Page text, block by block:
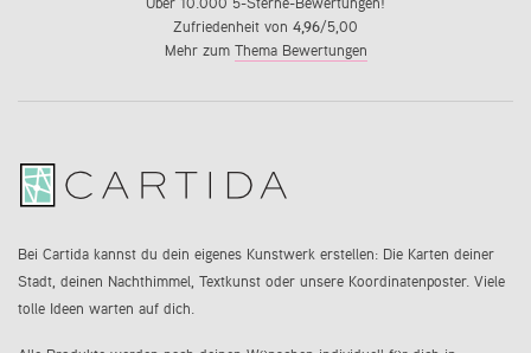
Zufriedenheit von 4,96/5,00
Mehr zum Thema Bewertungen
Bei Cartida kannst du dein eigenes Kunstwerk erstellen: Die Karten deiner
Stadt, deinen Nachthimmel, Textkunst oder unsere Koordinatenposter. Viele
tolle Ideen warten auf dich.